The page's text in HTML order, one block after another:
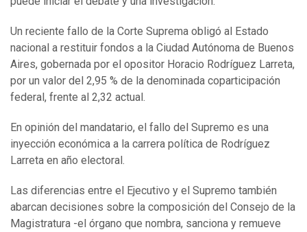
Un reciente fallo de la Corte Suprema obligó al Estado
nacional a restituir fondos a la Ciudad Autónoma de Buenos
Aires, gobernada por el opositor Horacio Rodríguez Larreta,
por un valor del 2,95 % de la denominada coparticipación
federal, frente al 2,32 actual.
En opinión del mandatario, el fallo del Supremo es una
inyección económica a la carrera política de Rodríguez
Larreta en año electoral.
Las diferencias entre el Ejecutivo y el Supremo también
abarcan decisiones sobre la composición del Consejo de la
Magistratura -el órgano que nombra, sanciona y remueve